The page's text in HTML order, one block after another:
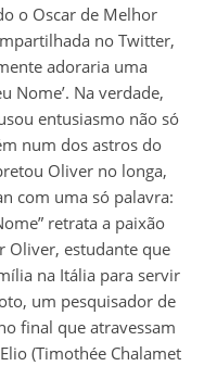
o Oscar de Melhor
no Twitter,
adoraria uma
Nome’. Na verdade,
entusiasmo não só
num dos astros do
Oliver no longa,
com uma só palavra:
retrata a paixão
Oliver, estudante que
na Itália para servir
um pesquisador de
final que atravessam
(Timothée Chalamet